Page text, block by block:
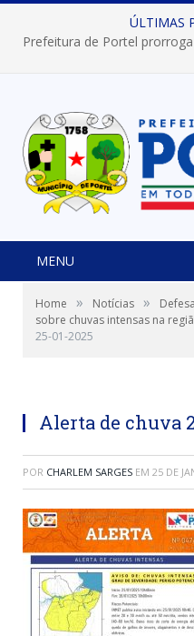
ÚLTIMAS
MENU
Home » Notícias »
sobre chuvas intensas na
25-01-2025
Alerta de chuva
POR CHARLEM SARGES EM 25 DE